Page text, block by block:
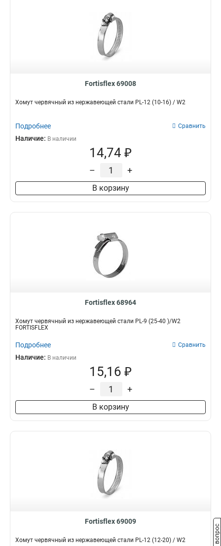
Fortisflex 69008
Хомут червячный из нержавеющей стали PL-12 (10-16) / W2
Подробнее Сравнить
Наличие: В наличии
14,74 ₽
– +
В корзину
Fortisflex 68964
Хомут червячный из нержавеющей стали PL-9 (25-40 )/W2
FORTISFLEX
Подробнее Сравнить
Наличие: В наличии
15,16 ₽
– +
В корзину
Fortisflex 69009
Хомут червячный из нержавеющей стали PL-12 (12-20) / W2